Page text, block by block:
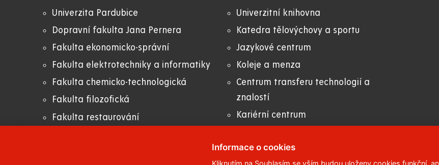
Univerzita Pardubice
Dopravní fakulta Jana Pernera
Fakulta ekonomicko-správní
Fakulta elektrotechniky a informatiky
Fakulta chemicko-technologická
Fakulta filozofická
Fakulta restaurování
Univerzitní knihovna
Katedra tělovýchovy a sportu
Jazykové centrum
Koleje a menza
Centrum transferu technologií a
znalostí
Kariérní centrum
Informace o cookies